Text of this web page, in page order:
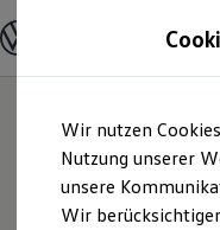
Hauptinhalt
springen
Footer
springen
Modelle &
Modelle
Oldtimer
Bulli
Branchenlösungen
FSN
Wir nutzen
Nutzung unserer
unsere
Wir